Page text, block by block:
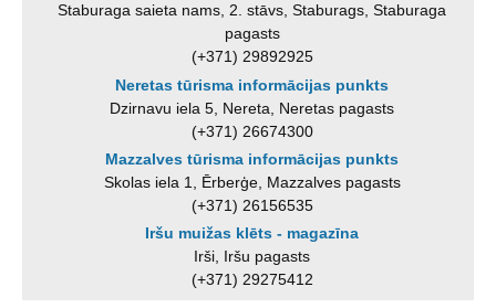
Staburaga saieta nams, 2. stāvs, Staburags, Staburaga
pagasts
(+371) 29892925
Neretas tūrisma informācijas punkts
Dzirnavu iela 5, Nereta, Neretas pagasts
(+371) 26674300
Mazzalves tūrisma informācijas punkts
Skolas iela 1, Ērberģe, Mazzalves pagasts
(+371) 26156535
Iršu muižas klēts - magazīna
Irši, Iršu pagasts
(+371) 29275412